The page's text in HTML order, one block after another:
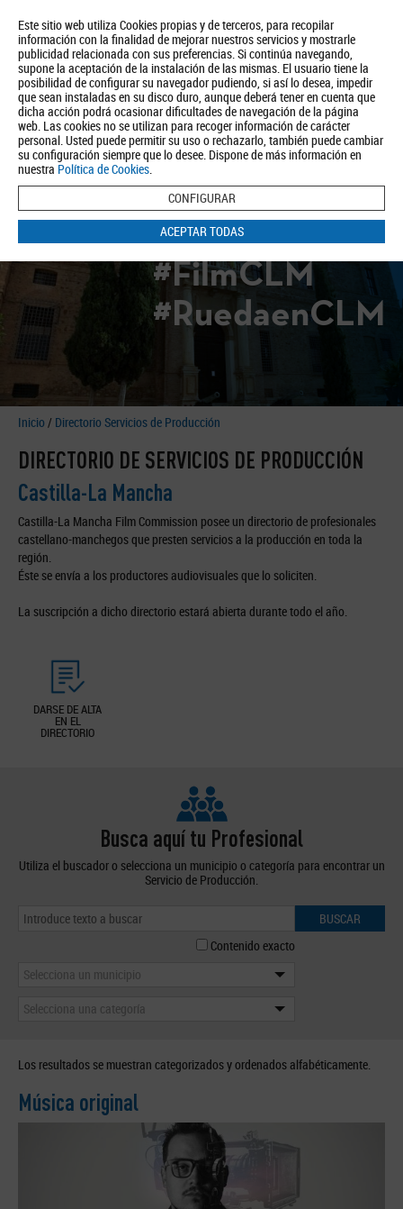
Este sitio web utiliza Cookies propias y de terceros, para recopilar
información con la finalidad de mejorar nuestros servicios y mostrarle
publicidad relacionada con sus preferencias. Si continúa navegando,
supone la aceptación de la instalación de las mismas. El usuario tiene la
posibilidad de configurar su navegador pudiendo, si así lo desea, impedir
que sean instaladas en su disco duro, aunque deberá tener en cuenta que
dicha acción podrá ocasionar dificultades de navegación de la página
web. Las cookies no se utilizan para recoger información de carácter
personal. Usted puede permitir su uso o rechazarlo, también puede cambiar
su configuración siempre que lo desee. Dispone de más información en
nuestra Política de Cookies.
CONFIGURAR
ACEPTAR TODAS
Quiénes somos Turismo Política de Privacidad Aviso Legal
Política de Cookies
BUSCAR
#FilmCLM
#RuedaenCLM
Inicio / Directorio Servicios de Producción
DIRECTORIO DE SERVICIOS DE PRODUCCIÓN
Castilla-La Mancha
Castilla-La Mancha Film Commission posee un directorio de profesionales
castellano-manchegos que presten servicios a la producción en toda la
región.
Éste se envía a los productores audiovisuales que lo soliciten.
La suscripción a dicho directorio estará abierta durante todo el año.
DARSE DE ALTA
EN EL
DIRECTORIO
Busca aquí tu Profesional
Utiliza el buscador o selecciona un municipio o categoría para encontrar un
Servicio de Producción.
BUSCAR
Contenido exacto
Selecciona un municipio
Selecciona una categoría
Los resultados se muestran categorizados y ordenados alfabéticamente.
Música original